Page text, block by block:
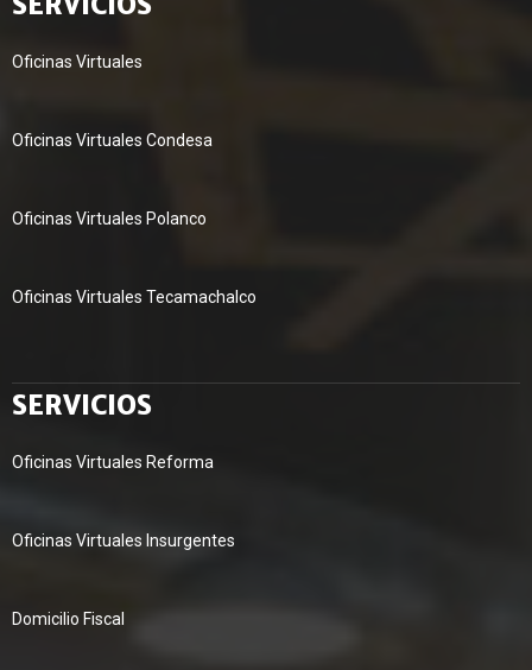
Oficinas Virtuales
Oficinas Virtuales Condesa
Oficinas Virtuales Polanco
Oficinas Virtuales Tecamachalco
SERVICIOS
Oficinas Virtuales Reforma
Oficinas Virtuales Insurgentes
Domicilio Fiscal